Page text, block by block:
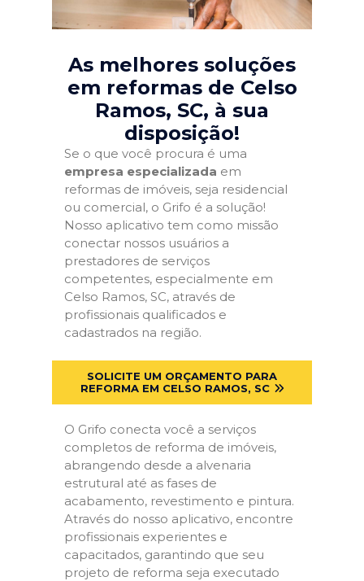
As melhores soluções
em reformas de Celso
Ramos, SC, à sua
disposição!
Se o que você procura é uma
empresa especializada em
reformas de imóveis, seja residencial
ou comercial, o Grifo é a solução!
Nosso aplicativo tem como missão
conectar nossos usuários a
prestadores de serviços
competentes, especialmente em
Celso Ramos, SC, através de
profissionais qualificados e
cadastrados na região.
SOLICITE UM ORÇAMENTO PARA
REFORMA EM CELSO RAMOS, SC
O Grifo conecta você a serviços
completos de reforma de imóveis,
abrangendo desde a alvenaria
estrutural até as fases de
acabamento, revestimento e pintura.
Através do nosso aplicativo, encontre
profissionais experientes e
capacitados, garantindo que seu
projeto de reforma seja executado